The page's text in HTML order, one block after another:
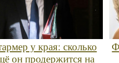
у края: сколько
он продержится на